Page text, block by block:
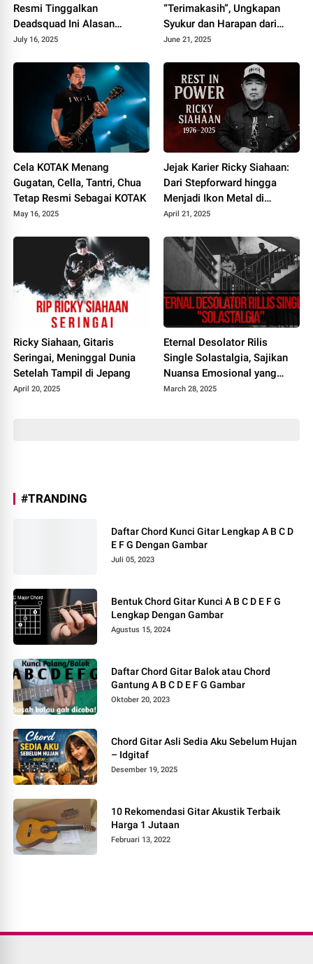
Resmi Tinggalkan
Deadsquad Ini Alasan
Sebenarnya
July 16, 2025
“Terimakasih”, Ungkapan
Syukur dan Harapan dari
Album Heartbreak Analogy
June 21, 2025
Cela KOTAK Menang
Gugatan, Cella, Tantri, Chua
Tetap Resmi Sebagai KOTAK
May 16, 2025
Jejak Karier Ricky Siahaan:
Dari Stepforward hingga
Menjadi Ikon Metal di
Seringai
April 21, 2025
Ricky Siahaan, Gitaris
Seringai, Meninggal Dunia
Setelah Tampil di Jepang
April 20, 2025
Eternal Desolator Rilis
Single Solastalgia, Sajikan
Nuansa Emosional yang
Ambivalen
March 28, 2025
#TRANDING
Daftar Chord Kunci Gitar Lengkap A B C D
E F G Dengan Gambar
Juli 05, 2023
Bentuk Chord Gitar Kunci A B C D E F G
Lengkap Dengan Gambar
Agustus 15, 2024
Daftar Chord Gitar Balok atau Chord
Gantung A B C D E F G Gambar
Oktober 20, 2023
Chord Gitar Asli Sedia Aku Sebelum Hujan
– Idgitaf
Desember 19, 2025
10 Rekomendasi Gitar Akustik Terbaik
Harga 1 Jutaan
Februari 13, 2022